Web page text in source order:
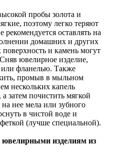
пробы золота и
поэтому легко теряют
рекомендуется оставлять на
домашних и других
поверхность и камень могут
ювелирное изделие,
или фланелью. Также
промыв в мыльном
нескольких капель
затем почистить мягкой
нее мела или зубного
в чистой воде и
(лучше специальной).
ювелирными изделиям из